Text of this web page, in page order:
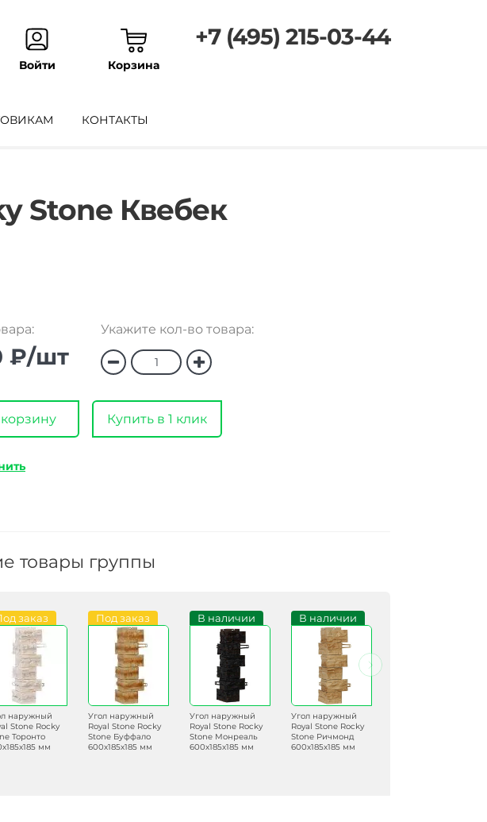
Войти Корзина
+7 (495) 215-03-44
КОНТАКТЫ
Stone Квебек
₽/шт
Укажите кол-во товара:
Купить в 1 клик
товары группы
заказ
наружный
Stone Rocky
Торонто
мм
Под заказ
Угол наружный
Royal Stone Rocky
Stone Буффало
600х185х185 мм
В наличии
Угол наружный
Royal Stone Rocky
Stone Монреаль
600х185х185 мм
В наличии
Угол наружный
Royal Stone Rocky
Stone Ричмонд
600х185х185 мм